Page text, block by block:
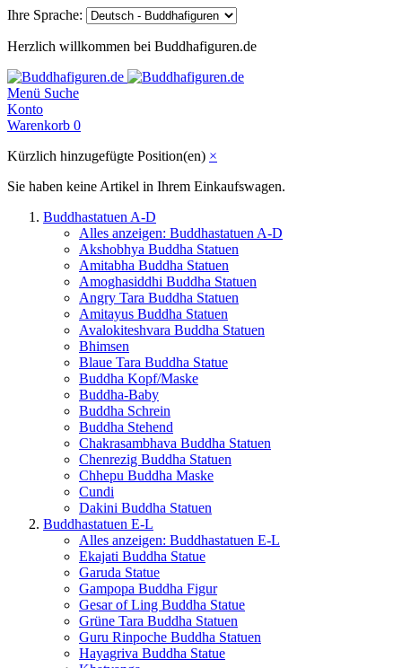
Ihre Sprache:
Herzlich willkommen bei Buddhafiguren.de
Menü Suche
Konto
Warenkorb 0
Kürzlich hinzugefügte Position(en) ×
Sie haben keine Artikel in Ihrem Einkaufswagen.
Buddhastatuen A-D
Alles anzeigen: Buddhastatuen A-D
Akshobhya Buddha Statuen
Amitabha Buddha Statuen
Amoghasiddhi Buddha Statuen
Angry Tara Buddha Statuen
Amitayus Buddha Statuen
Avalokiteshvara Buddha Statuen
Bhimsen
Blaue Tara Buddha Statue
Buddha Kopf/Maske
Buddha-Baby
Buddha Schrein
Buddha Stehend
Chakrasambhava Buddha Statuen
Chenrezig Buddha Statuen
Chhepu Buddha Maske
Cundi
Dakini Buddha Statuen
Buddhastatuen E-L
Alles anzeigen: Buddhastatuen E-L
Ekajati Buddha Statue
Garuda Statue
Gampopa Buddha Figur
Gesar of Ling Buddha Statue
Grüne Tara Buddha Statuen
Guru Rinpoche Buddha Statuen
Hayagriva Buddha Statue